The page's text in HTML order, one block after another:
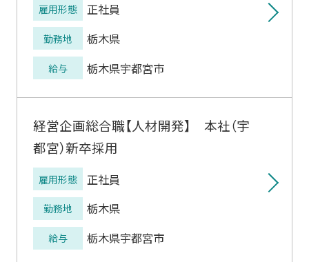
雇用形態 正社員
勤務地 栃木県
給与 栃木県宇都宮市
経営企画総合職【人材開発】 本社（宇
都宮）新卒採用
雇用形態 正社員
勤務地 栃木県
給与 栃木県宇都宮市